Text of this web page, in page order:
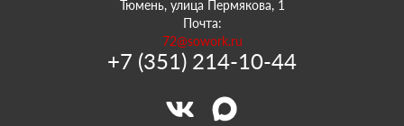
Тюмень, улица Пермякова, 1
Почта:
72@sowork.ru
+7 (351) 214-10-44